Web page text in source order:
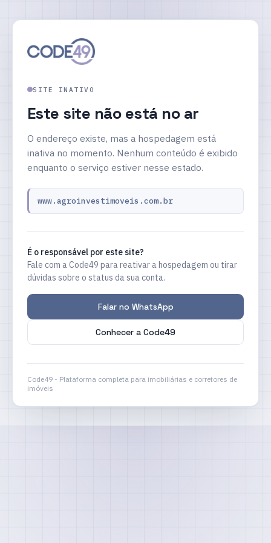
SITE INATIVO
Este site não está no ar
O endereço existe, mas a hospedagem está
inativa no momento. Nenhum conteúdo é exibido
enquanto o serviço estiver nesse estado.
www.agroinvestimoveis.com.br
É o responsável por este site?
Fale com a Code49 para reativar a hospedagem ou tirar
dúvidas sobre o status da sua conta.
Falar no WhatsApp
Conhecer a Code49
Code49 - Plataforma completa para imobiliárias e corretores de
imóveis